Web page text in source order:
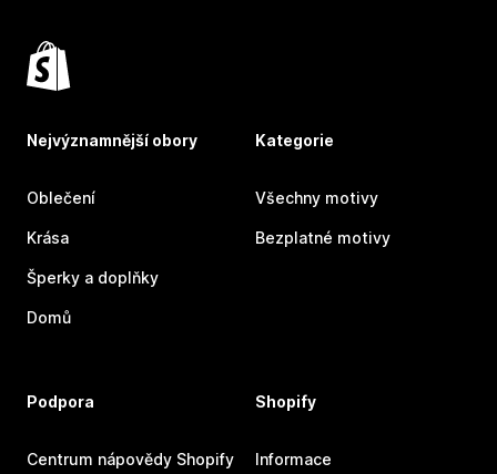
Nejvýznamnější obory
Oblečení
Krása
Šperky a doplňky
Domů
Kategorie
Všechny motivy
Bezplatné motivy
Podpora
Centrum nápovědy Shopify
Shopify
Informace